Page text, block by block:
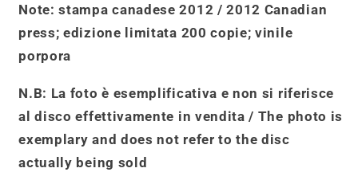
Note: stampa canadese 2012 / 2012 Canadian
press; edizione limitata 200 copie; vinile
porpora
N.B: La foto è esemplificativa e non si riferisce
al disco effettivamente in vendita / The photo is
exemplary and does not refer to the disc
actually being sold